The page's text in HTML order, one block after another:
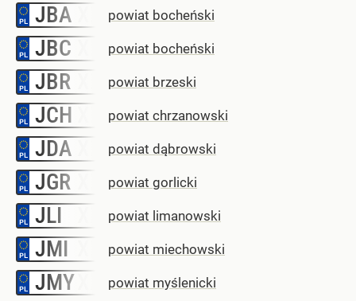
JBA powiat bocheński
JBC powiat bocheński
JBR powiat brzeski
JCH powiat chrzanowski
JDA powiat dąbrowski
JGR powiat gorlicki
JLI powiat limanowski
JMI powiat miechowski
JMY powiat myślenicki